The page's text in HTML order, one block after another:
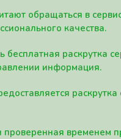
обращаться в
качества.
раскрутка
информация.
временем